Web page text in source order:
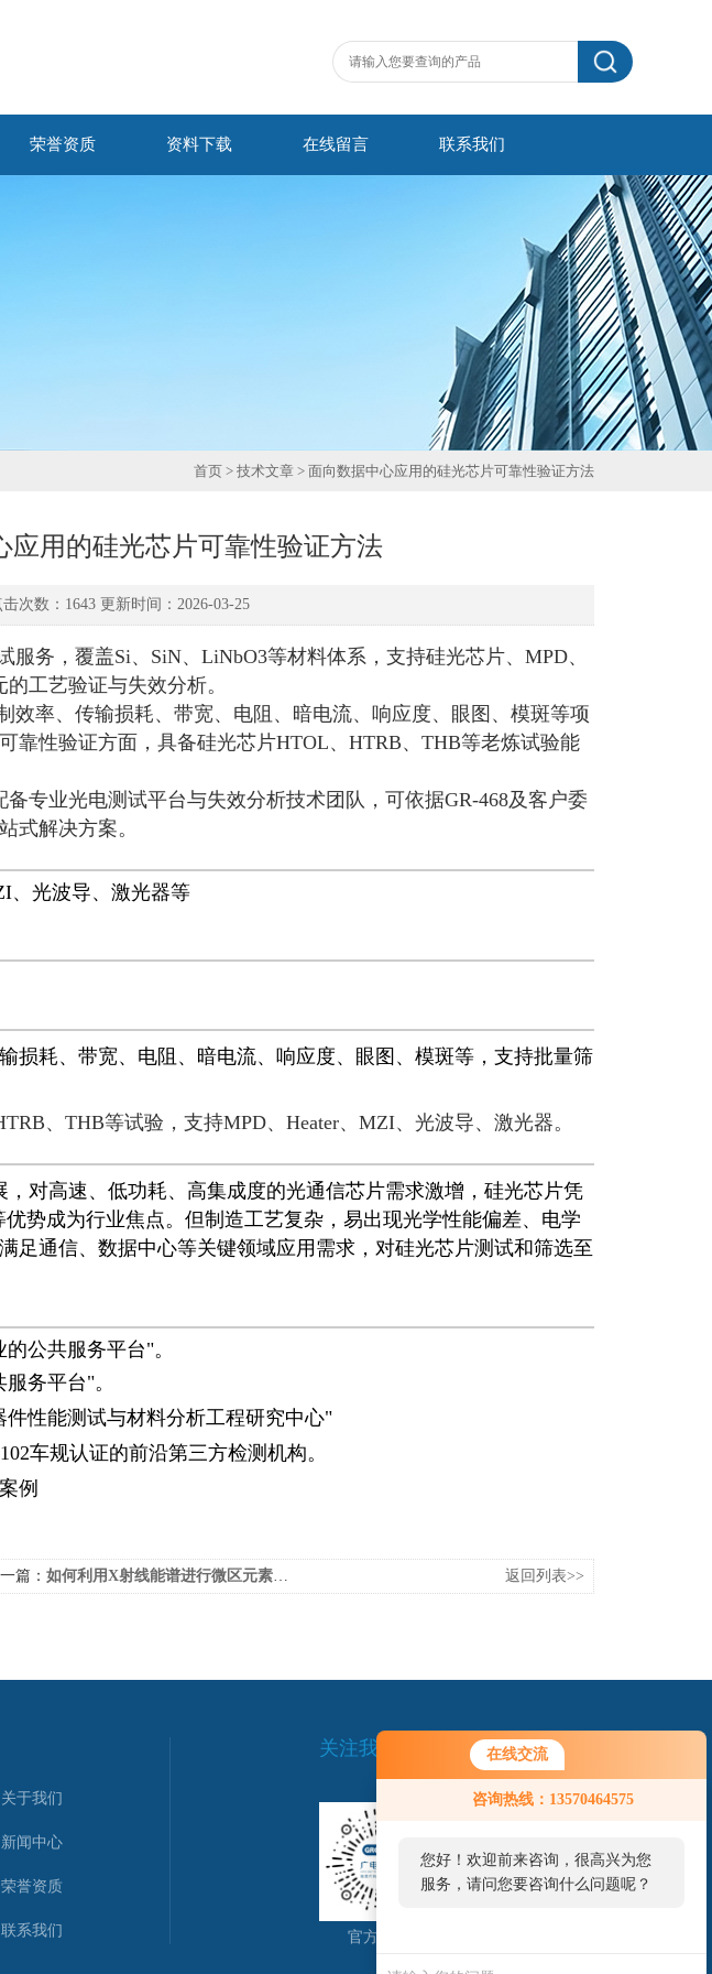
在线交流
咨询热线：13570464575
您好！欢迎前来咨询，很高兴为您
服务，请问您要咨询什么问题呢？
荣誉资质 资料下载 在线留言 联系我们
首页 > 技术文章 > 面向数据中心应用的硅光芯片可靠性验证方法
应用的硅光芯片可靠性验证方法
击次数：1643 更新时间：2026-03-25
务，覆盖Si、SiN、LiNbO3等材料体系，支持硅光芯片、MPD、
工艺验证与失效分析。
效率、传输损耗、带宽、电阻、暗电流、响应度、眼图、模斑等项
靠性验证方面，具备硅光芯片HTOL、HTRB、THB等老炼试验能
专业光电测试平台与失效分析技术团队，可依据GR-468及客户委
式解决方案。
、光波导、激光器等
损耗、带宽、电阻、暗电流、响应度、眼图、模斑等，支持批量筛
、THB等试验，支持MPD、Heater、MZI、光波导、激光器。
对高速、低功耗、高集成度的光通信芯片需求激增，硅光芯片凭
势成为行业焦点。但制造工艺复杂，易出现光学性能偏差、电学
足通信、数据中心等关键领域应用需求，对硅光芯片测试和筛选至
公共服务平台"。
务平台"。
性能测试与材料分析⼯程研究中⼼"
车规认证的前沿第三方检测机构。
例
篇： 如何利用X射线能谱进行微区元素分析？应用案例分享 返回列表>>
关于我们
新闻中心
荣誉资质
联系我们
关注我们
官方商城